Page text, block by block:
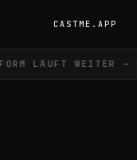
CASTME.APP
LÄUFT WEITER —